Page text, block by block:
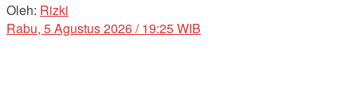
Oleh: Rizki
Rabu, 5 Agustus 2026 / 19:25 WIB